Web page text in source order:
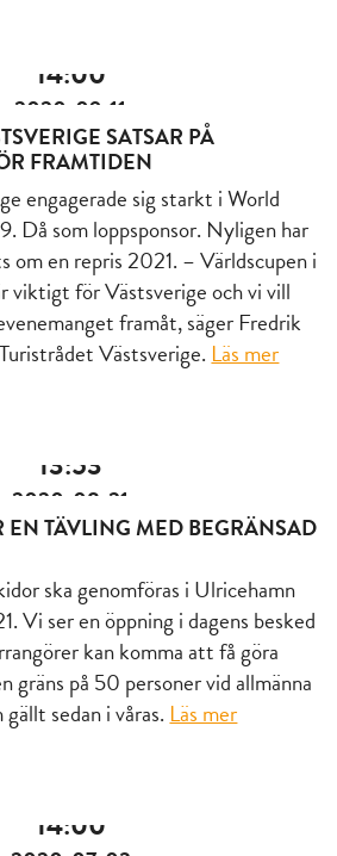
14:00
2020-09-11
SATSAR PÅ
FRAMTIDEN
engagerade sig starkt i World
Då som loppsponsor. Nyligen har
en repris 2021. – Världscupen i
viktigt för Västsverige och vi vill
framåt, säger Fredrik
Västsverige. Läs mer
13:53
2020-08-21
TÄVLING MED BEGRÄNSAD
ska genomföras i Ulricehamn
Vi ser en öppning i dagens besked
kan komma att få göra
gräns på 50 personer vid allmänna
sedan i våras. Läs mer
14:00